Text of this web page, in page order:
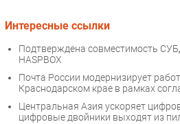
Интересные ссылки
Подтверждена совместимость
HASPBOX
Почта России модернизирует
Краснодарском крае в рамках
Центральная Азия ускоряет
цифровые двойники выходят из